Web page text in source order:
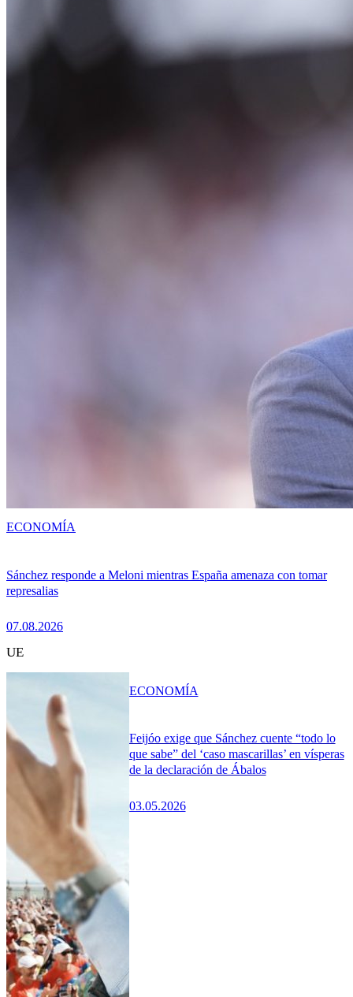
Sánchez responde a Meloni mientras España amenaza con tomar
represalias
07.08.2026
ECONOMÍA
UE
Feijóo exige que Sánchez cuente “todo lo
que sabe” del ‘caso mascarillas’ en vísperas
de la declaración de Ábalos
03.05.2026
ECONOMÍA